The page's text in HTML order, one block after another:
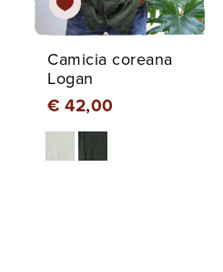
Camicia coreana
Logan
€ 42,00